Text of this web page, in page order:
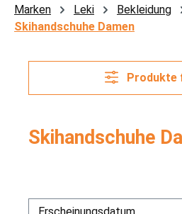
Marken Leki Bekleidung
Skihandschuhe Damen
Produkte
Skihandschuhe